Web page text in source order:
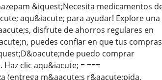
&iquest;Necesita medicamentos
aqu&iacute; para ayudar! Explore una
disfrute de ahorros regulares en
puedes confiar en que tus compras
puedo comprar
clic aqu&iacute; = ===
(entrega m&aacute;s r&aacute;pida,